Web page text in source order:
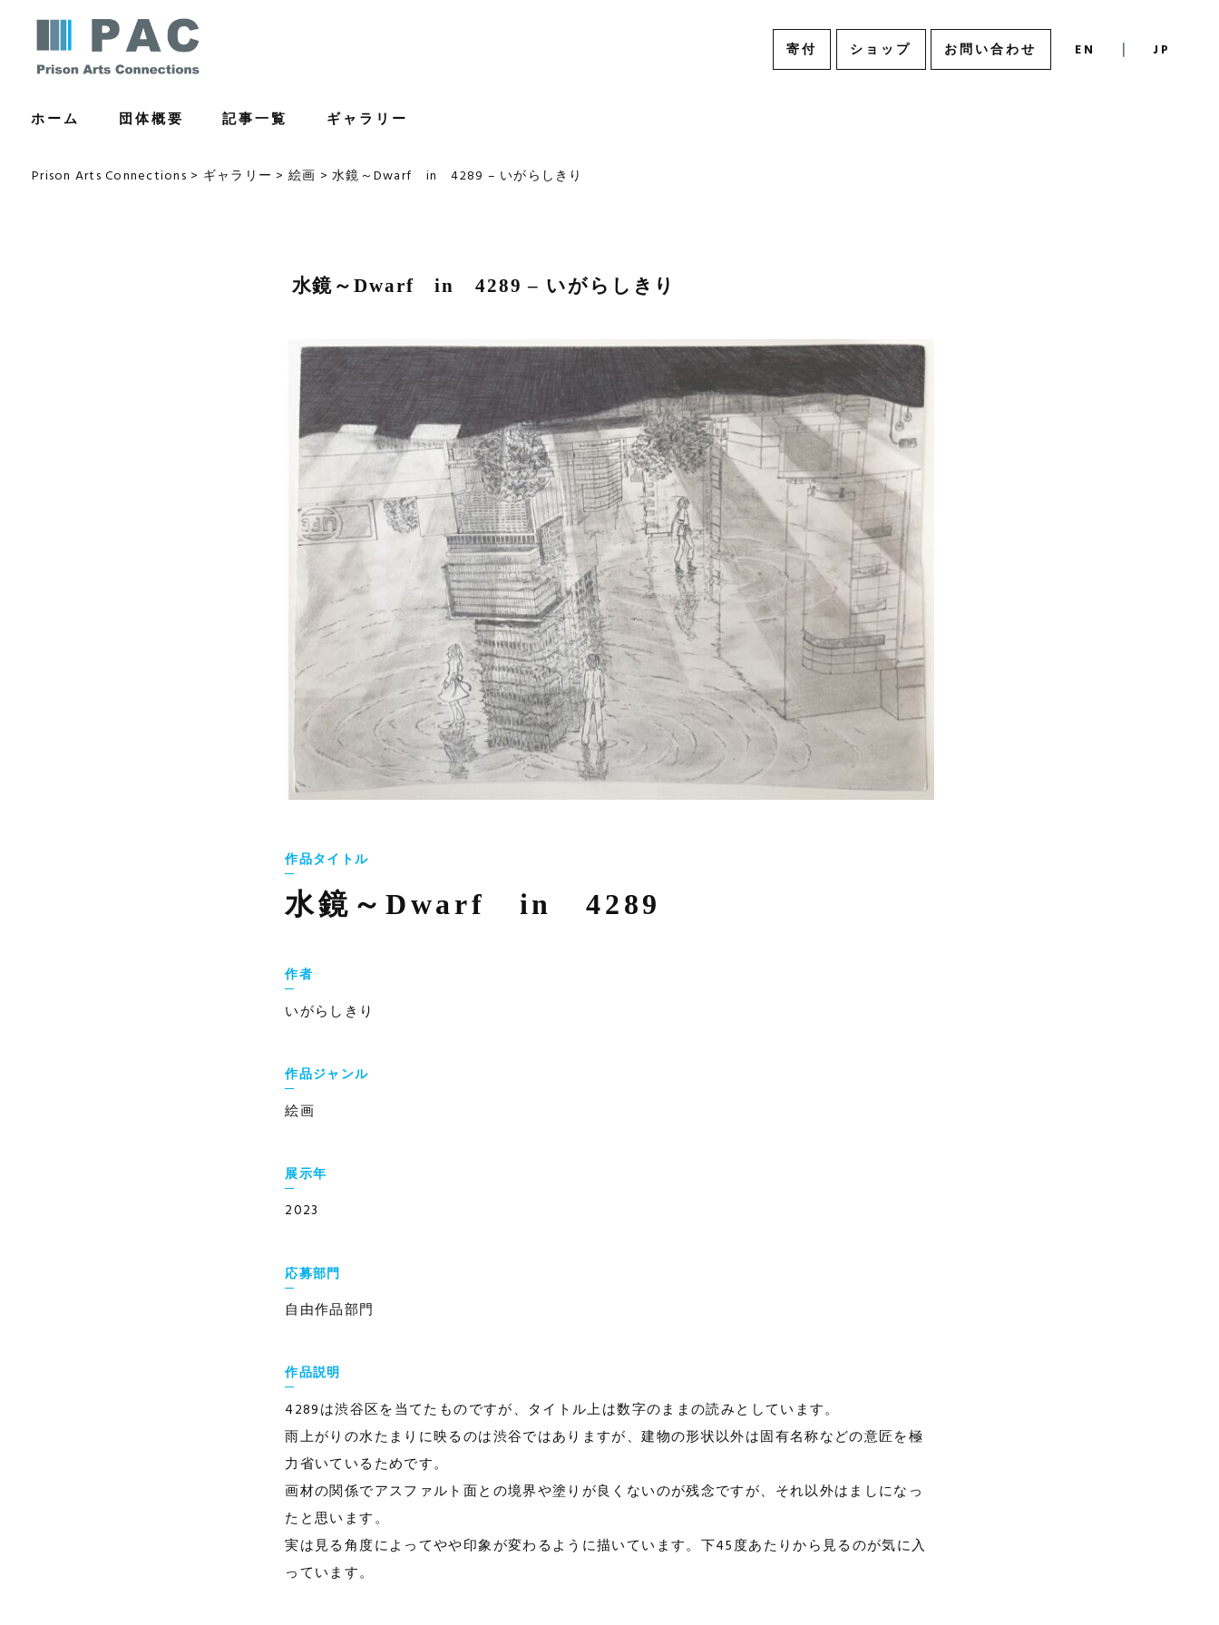
寄付 ショップ お問い合わせ
ホーム 団体概要 記事一覧 ギャラリー
Prison Arts Connections > ギャラリー > 絵画 >水鏡～Dwarf in 4289 – いがらしきり
水鏡～Dwarf in 4289 – いがらしきり
作品タイトル
水鏡～Dwarf in 4289
作者
いがらしきり
作品ジャンル
絵画
展示年
2023
応募部門
自由作品部門
作品説明
4289は渋谷区を当てたものですが、タイトル上は数字のままの読みとしています。
雨上がりの水たまりに映るのは渋谷ではありますが、建物の形状以外は固有名称などの意匠を極
力省いているためです。
画材の関係でアスファルト面との境界や塗りが良くないのが残念ですが、それ以外はましになっ
たと思います。
実は見る角度によってやや印象が変わるように描いています。下45度あたりから見るのが気に入
っています。